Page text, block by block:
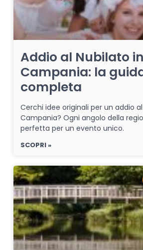
Addio al Nubilato in
Campania: la
completa
Cerchi idee originali per un addio
Campania? Ogni angolo della
perfetta per un evento unico.
SCOPRI »